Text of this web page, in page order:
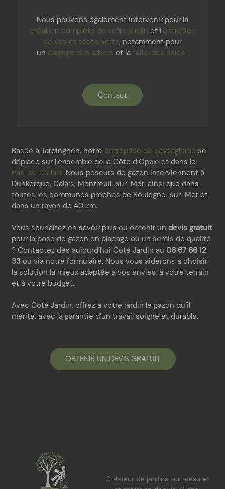
Nous pouvons également intervenir pour la
création complète de votre jardin et l’entretien
de vos espaces verts, notamment pour
un élagage des arbres et la taille des haies.
Contact
Basée à Tardinghen, notre entreprise de paysagisme se
déplace sur l’ensemble de la Côte d’Opale et dans le
Pas-de-Calais. Nous poseurs de gazon interviennent à
Dunkerque, Calais, Montreuil-sur-Mer, ainsi que dans
toutes les communes proches de Boulogne-sur-Mer et
dans un rayon de 40 km.
Vous souhaitez en savoir plus ou obtenir un devis gratuit
pour la pose de gazon en placage ou un semis de qualité
? Contactez dès aujourd’hui Côté Jardin au 06 67 66 12
33ou via notre formulaire. Nous vous aiderons à choisir
la solution la mieux adaptée à vos envies, à votre terrain
et à votre budget.
Avec Côté Jardin, offrez à votre jardin le gazon qu’il
mérite, avec la garantie d’un travail soigné et durable.
OBTENIR UN DEVIS GRATUIT
Créateur de jardins sur mesure